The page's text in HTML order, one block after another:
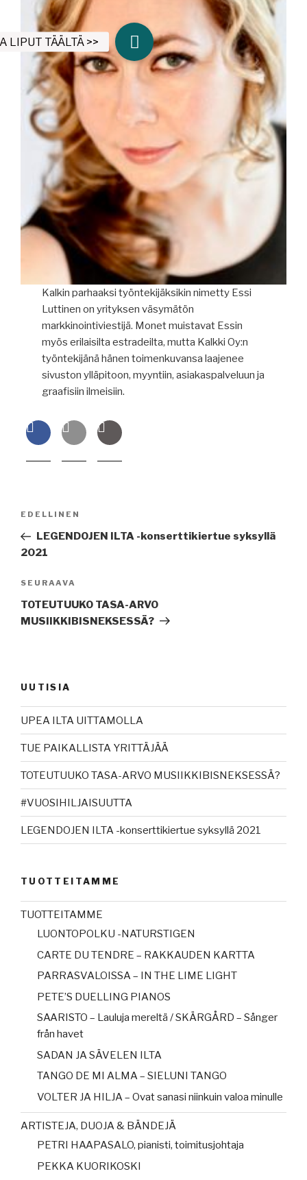
Kalkin parhaaksi työntekijäksikin nimetty Essi
Luttinen on yrityksen väsymätön
markkinointiviestijä. Monet muistavat Essin
myös erilaisilta estradeilta, mutta Kalkki Oy:n
työntekijänä hänen toimenkuvansa laajenee
sivuston ylläpitoon, myyntiin, asiakaspalveluun ja
graafisiin ilmeisiin.
Edellinen
artikkeli
EDELLINEN
LEGENDOJEN ILTA -konserttikiertue syksyllä
2021
Seuraava
artikkeli
SEURAAVA
TOTEUTUUKO TASA-ARVO
MUSIIKKIBISNEKSESSÄ?
UUTISIA
UPEA ILTA UITTAMOLLA
TUE PAIKALLISTA YRITTÄJÄÄ
TOTEUTUUKO TASA-ARVO MUSIIKKIBISNEKSESSÄ?
#VUOSIHILJAISUUTTA
LEGENDOJEN ILTA -konserttikiertue syksyllä 2021
TUOTTEITAMME
TUOTTEITAMME
LUONTOPOLKU -NATURSTIGEN
CARTE DU TENDRE – RAKKAUDEN KARTTA
PARRASVALOISSA – IN THE LIME LIGHT
PETE’S DUELLING PIANOS
SAARISTO – Lauluja mereltä / SKÄRGÅRD – Sånger
från havet
SADAN JA SÄVELEN ILTA
TANGO DE MI ALMA – SIELUNI TANGO
VOLTER JA HILJA – Ovat sanasi niinkuin valoa minulle
ARTISTEJA, DUOJA & BÄNDEJÄ
PETRI HAAPASALO, pianisti, toimitusjohtaja
PEKKA KUORIKOSKI